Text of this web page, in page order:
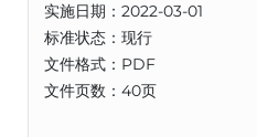
实施日期：2022-03-01
标准状态：现行
文件格式：PDF
文件页数：40页